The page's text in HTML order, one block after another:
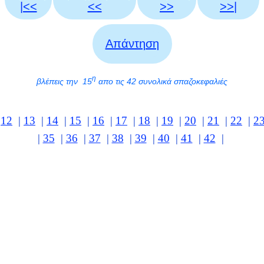
|<<
<<
>>
>>|
Απάντηση
βλέπεις την 15η απο τις 42 συνολικά σπαζοκεφαλιές
12 | 13 | 14 | 15 | 16 | 17 | 18 | 19 | 20 | 21 | 22 | 23
| 35 | 36 | 37 | 38 | 39 | 40 | 41 | 42 |